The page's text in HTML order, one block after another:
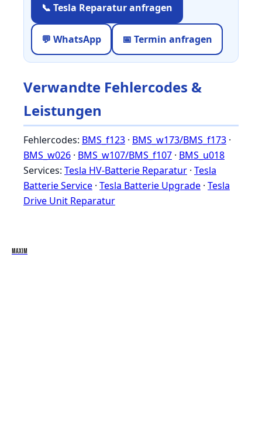
📞 Tesla Reparatur anfragen
💬 WhatsApp 📅 Termin anfragen
Verwandte Fehlercodes &
Leistungen
Fehlercodes: BMS_f123 · BMS_w173/BMS_f173 ·
BMS_w026 · BMS_w107/BMS_f107 · BMS_u018
Services: Tesla HV-Batterie Reparatur · Tesla
Batterie Service · Tesla Batterie Upgrade · Tesla
Drive Unit Reparatur
Maxim